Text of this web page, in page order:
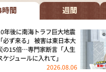
！生です旅サラダ
！ニュースライブ 正義のミカタ
ＦＥ～夢のカタチ～
さんいらっしゃい！
間 週間
年後に南海トラフ巨大地震
必ず来る」 被害は東日本大
の15倍…専門家断言「人生
ケジュールに入れて」
2026.08.06